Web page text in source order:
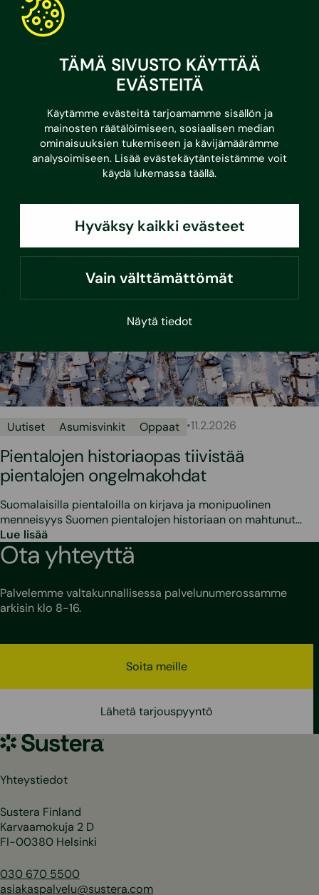
TÄMÄ SIVUSTO KÄYTTÄÄ
EVÄSTEITÄ
Käytämme evästeitä tarjoamamme sisällön ja
mainosten räätälöimiseen, sosiaalisen median
ominaisuuksien tukemiseen ja kävijämäärämme
analysoimiseen. Lisää evästekäytänteistämme voit
käydä lukemassa täällä.
Hyväksy kaikki evästeet
Vain välttämättömät
Näytä tiedot
Asumisvinkit
Kunnossapitotarveselvitys ja usein
kysytyt kysymykset
Mikä on kunnossapitotarveselvitys?
rakennusten ja kiinteistöjen kunnossapito- ja
korjaustoimenpiteistä,…
Lue lisää
Uutiset Asumisvinkit Oppaat •11.2.2026
Pientalojen historiaopas tiivistää
pientalojen ongelmakohdat
Suomalaisilla pientaloilla on kirjava ja monipuolinen
menneisyys Suomen pientalojen historiaan on mahtunut…
Lue lisää
Ota yhteyttä
Palvelemme valtakunnallisessa palvelunumerossamme
arkisin klo 8-16.
Soita meille
Lähetä tarjouspyyntö
Sustera
Yhteystiedot
Sustera Finland
Karvaamokuja 2 D
FI-00380 Helsinki
030 670 5500
asiakaspalvelu@sustera.com